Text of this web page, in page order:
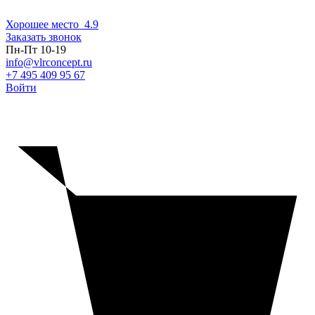
Хорошее место 4.9
Заказать звонок
Пн-Пт 10-19
info@vlrconcept.ru
+7 495 409 95 67
Войти